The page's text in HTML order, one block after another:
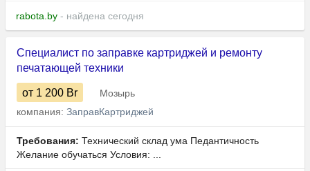
rabota.by - найдена сегодня
Специалист по заправке картриджей и ремонту
печатающей техники
от 1 200 Br
Мозырь
компания: ЗаправКартриджей
Требования: Технический склад ума Педантичность
Желание обучаться Условия: ...